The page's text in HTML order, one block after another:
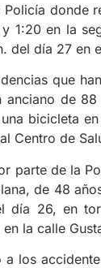
Policía donde
1:20 en la
del día 27 en
que han
anciano de
bicicleta
Centro de
de la
de 48
día 26, en
la calle